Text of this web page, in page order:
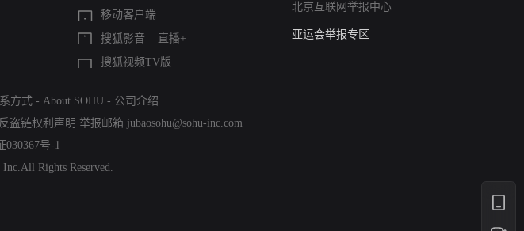
移动客户端
搜狐影音
直播+
搜狐视频TV版
北京互联网举报中心
算法推荐专项举报
亚运会举报专区
方式 - About SOHU - 公司介绍
盗链权利声明 举报邮箱 jubaosohu@sohu-inc.com
030367号-1
Rights Reserved.